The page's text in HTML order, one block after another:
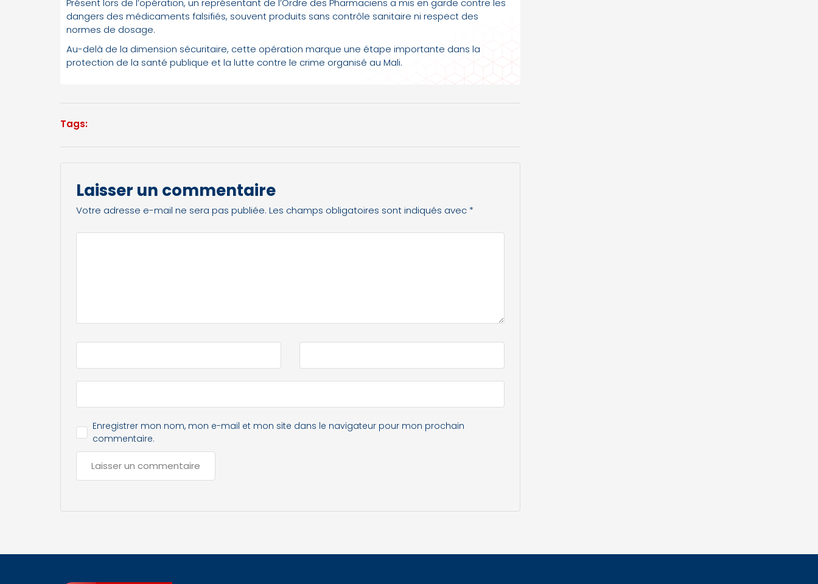
Présent lors de l’opération, un représentant de l’Ordre des Pharmaciens a mis en garde contre les
dangers des médicaments falsifiés, souvent produits sans contrôle sanitaire ni respect des
normes de dosage.
Au-delà de la dimension sécuritaire, cette opération marque une étape importante dans la
protection de la santé publique et la lutte contre le crime organisé au Mali.
Tags:
Laisser un commentaire
Votre adresse e-mail ne sera pas publiée. Les champs obligatoires sont indiqués avec *
Enregistrer mon nom, mon e-mail et mon site dans le navigateur pour mon prochain
commentaire.